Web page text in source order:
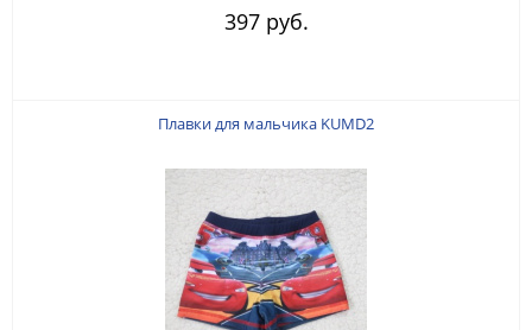
397 руб.
Плавки для мальчика KUMD2